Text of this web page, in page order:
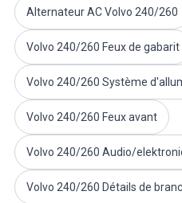
Volvo Amazon Système de
Volvo Amazon Suspension avant
Volvo Amazon Pièces intérieures
Volvo Amazon Chauffage/air
Volvo Amazon Transmission/
Volvo Amazon Pièces diverses
Volvo Amazon Roues/Enjoliveurs
Pièces Volvo 1800
Volvo 1800 Système de freinage
Volvo 1800 Système de
Alternateur AC Volvo 240/260
Volvo 240/260 Feux de gabarit
Volvo 240/260 Système
Volvo 240/260 Feux avant
Volvo 240/260 Audio/
Volvo 240/260 Détails de